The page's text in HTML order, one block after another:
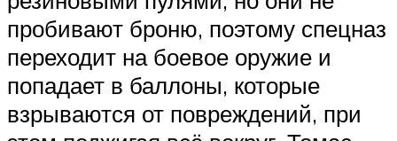
пробивают броню, поэтому спецназ
переходит на боевое оружие и
попадает в баллоны, которые
взрываются от повреждений, при